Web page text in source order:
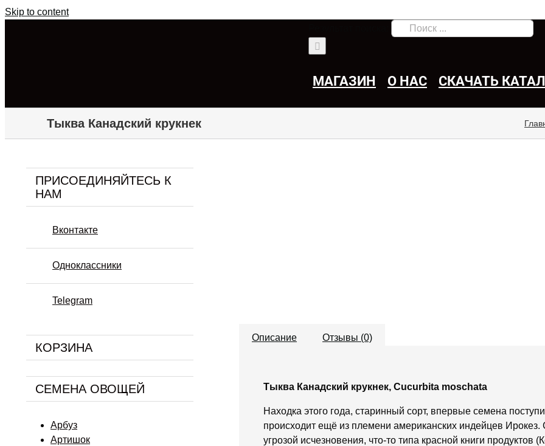
Skip to content
МАГАЗИН О НАС СКАЧАТЬ
Тыква Канадский крукнек
Описание Отзывы (0)
Тыква Канадский крукнек, Cucurbita moschata
Находка этого года, старинный сорт, впервые семена
происходит ещё из племени американских индейцев
угрозой исчезновения, что-то типа красной книги продуктов
ПРИСОЕДИНЯЙТЕСЬ К
НАМ
Вконтакте
Одноклассники
Telegram
КОРЗИНА
СЕМЕНА ОВОЩЕЙ
Арбуз
Артишок